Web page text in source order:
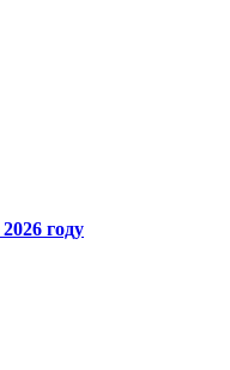
году